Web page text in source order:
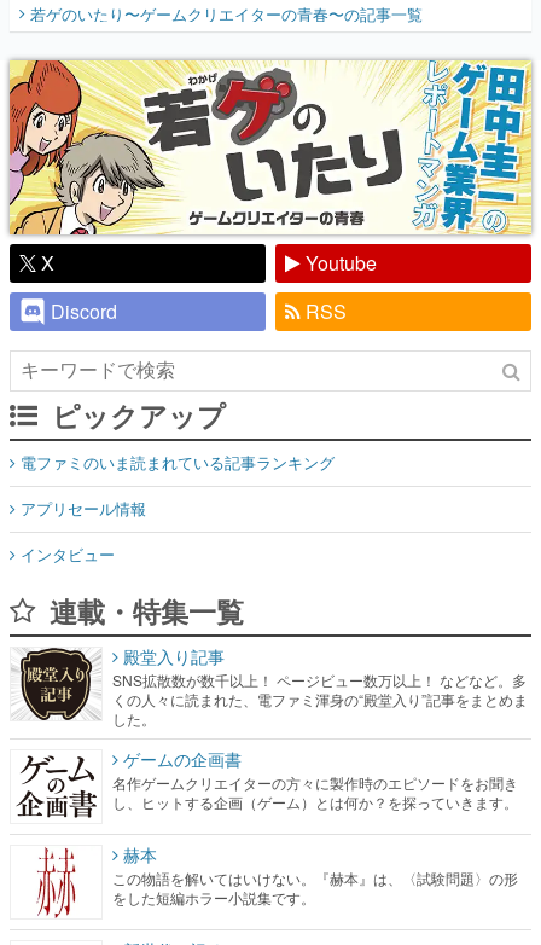
『少年ジャンプ』色だった【若ゲのいた
り】
若ゲのいたり〜ゲームクリエイターの青春〜の記事一覧
X
Youtube
Discord
RSS
ピックアップ
電ファミのいま読まれている記事ランキング
アプリセール情報
インタビュー
連載・特集一覧
殿堂入り記事
SNS拡散数が数千以上！ ページビュー数万以上！ などなど。多
くの人々に読まれた、電ファミ渾身の“殿堂入り”記事をまとめま
した。
ゲームの企画書
名作ゲームクリエイターの方々に製作時のエピソードをお聞き
し、ヒットする企画（ゲーム）とは何か？を探っていきます。
赫本
この物語を解いてはいけない。『赫本』は、〈試験問題〉の形
をした短編ホラー小説集です。